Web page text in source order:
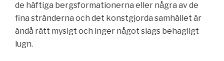
de häftiga bergsformationerna eller några av de
fina stränderna och det konstgjorda samhället är
ändå rätt mysigt och inger något slags behagligt
lugn.